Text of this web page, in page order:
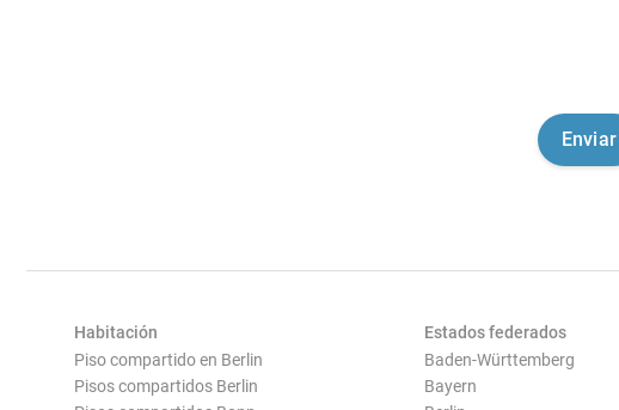
Habitación
Piso compartido en Berlin
Pisos compartidos Berlin
Estados federados
Baden-Württemberg
Bayern